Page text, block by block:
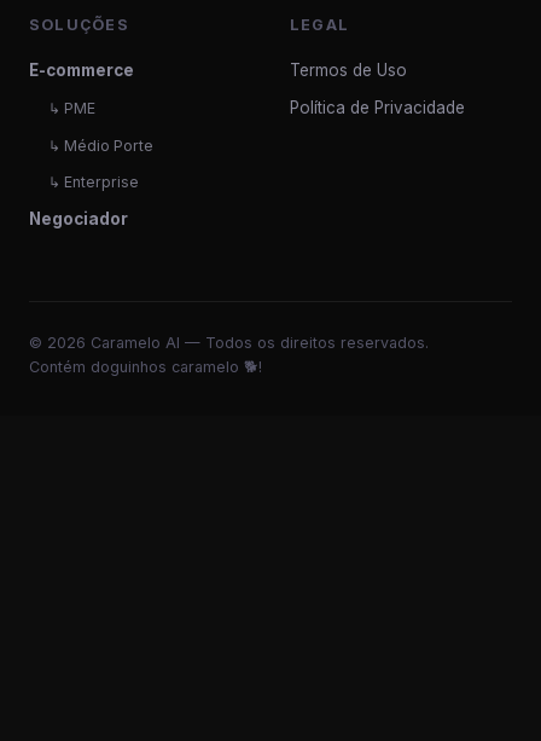
SOLUÇÕES
E-commerce
↳ PME
↳ Médio Porte
↳ Enterprise
Negociador
LEGAL
Termos de Uso
Política de Privacidade
© 2026 Caramelo AI — Todos os direitos reservados.
Contém doguinhos caramelo 🐕!